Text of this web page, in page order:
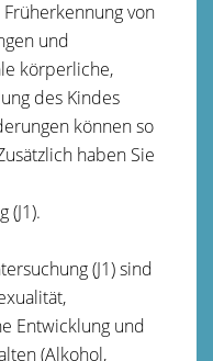
von
und
körperliche,
des Kindes
können so
haben Sie
(J1).
(J1) sind
Entwicklung und
(Alkohol,